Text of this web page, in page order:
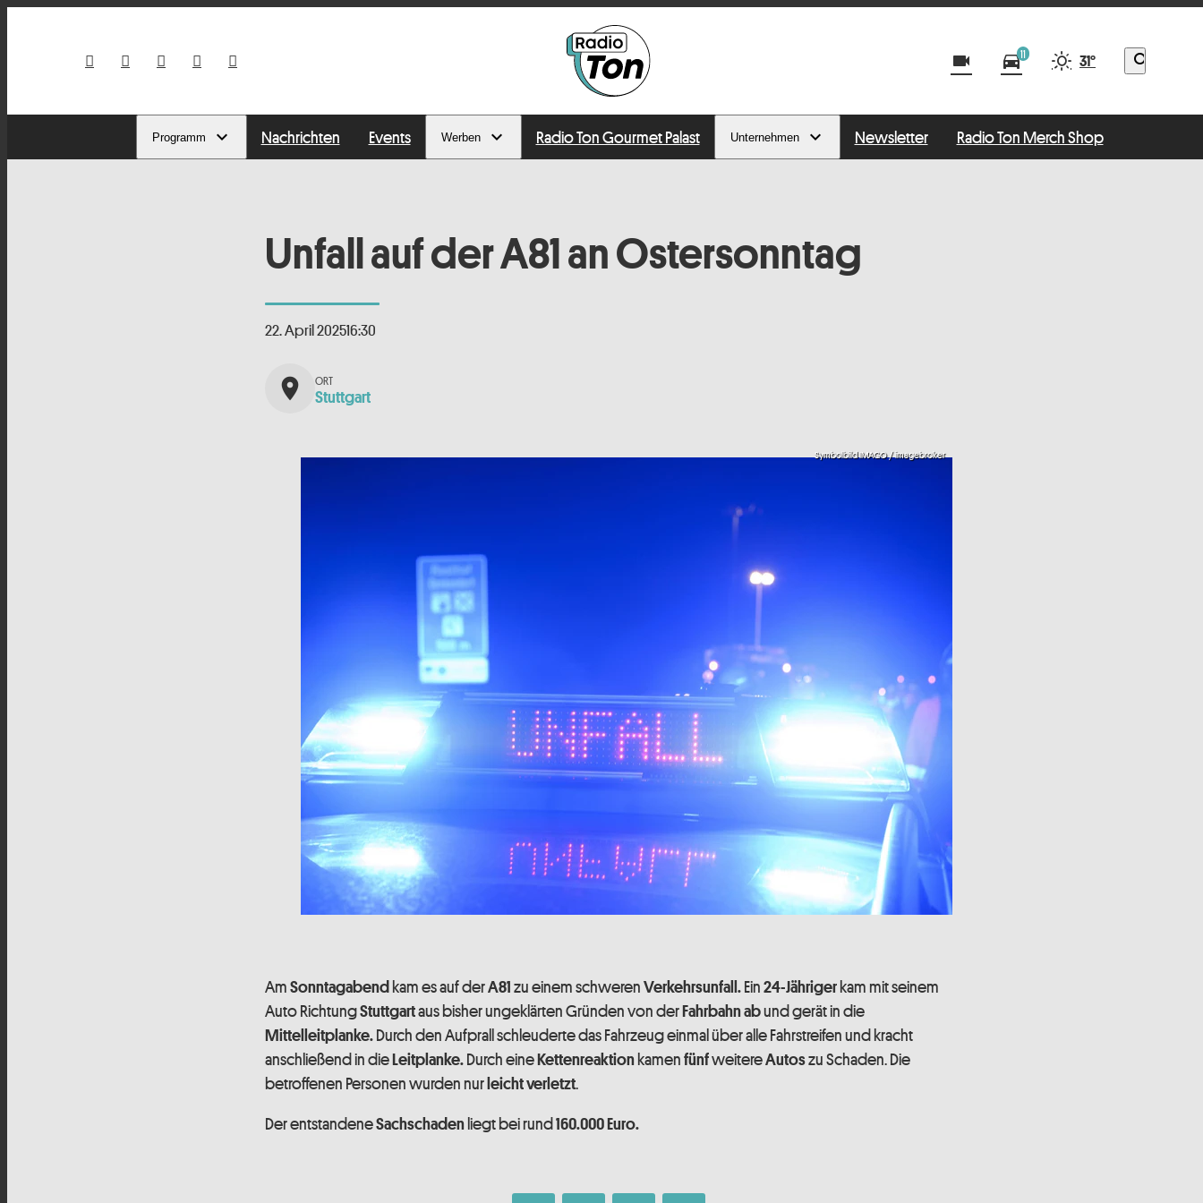
videocam directions_car11 31° search
Programm Nachrichten Events Werben Radio Ton Gourmet Palast Unternehmen Newsletter Radio Ton Merch Shop
Unfall auf der A81 an Ostersonntag
22. April 202516:30
place Stuttgart
Symbolbild IMAGO / imagebroker
Am Sonntagabend kam es auf derA81 zu einem schweren Verkehrsunfall. Ein 24-Jähriger kam mit seinem
Auto RichtungStuttgartaus bisher ungeklärten Gründen von derFahrbahn abund gerät in die
Mittelleitplanke. Durch den Aufprall schleuderte das Fahrzeug einmal über alle Fahrstreifen und kracht
anschließend in dieLeitplanke. Durch eineKettenreaktion kamen fünfweitereAutoszu Schaden. Die
betroffenen Personen wurden nur leicht verletzt.
Der entstandeneSachschaden liegt bei rund160.000 Euro.